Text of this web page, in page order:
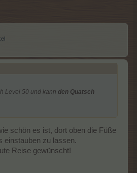
Level 50 und kann den Quatsch
schön es ist, dort oben die Füße
einstauben zu lassen.
Reise gewünscht!